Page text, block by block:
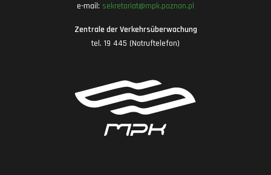
e-mail: sekretariat@mpk.poznan.pl
Zentrale der Verkehrsüberwachung
tel. 19 445 (Notruftelefon)